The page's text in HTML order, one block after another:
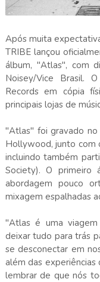
Após muita
TRIBE lançou
álbum, "Atlas", com
Noisey/Vice Brasil.
Records em cópia
principais lojas de
"Atlas" foi gravado no
Hollywood, junto com
incluindo também
Society). O primeiro
abordagem pouco
mixagem espalhadas
"Atlas é uma
deixar tudo para trás
se desconectar em
além das experiências
lembrar de que nós